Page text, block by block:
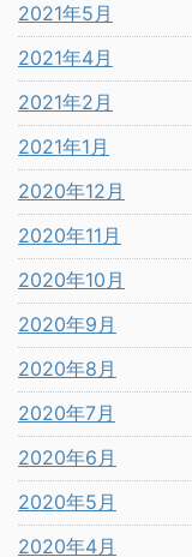
2021年5月
2021年4月
2021年2月
2021年1月
2020年12月
2020年11月
2020年10月
2020年9月
2020年8月
2020年7月
2020年6月
2020年5月
2020年4月